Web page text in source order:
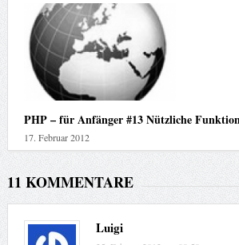
PHP – für Anfänger #13 Nützliche
17. Februar 2012
11 KOMMENTARE
Luigi